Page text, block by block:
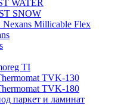
WATER
SNOW
Nexans Millicable Flex
TI
TVK-130
TVK-180
паркет и ламинат